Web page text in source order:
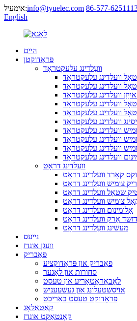
אימעיל:info@tyuelec.com
English
היים
פּראָדוקטן
וועַלדינג עלעקטראָד
וועלדינג עלעקטראָד
וועלדינג עלעקטראָד
וועלדינג עלעקטראָד
וועלדינג עלעקטראָד
וועלדינג עלעקטראָד
וועלדינג עלעקטראָד
וועלדינג עלעקטראָד
וועלדינג עלעקטראָד
וועלדינג עלעקטראָד
וועלדינג עלעקטראָד
וועַלדינג דראָט
קאָרד וועלדינג דראָט
צומיש וועַלדינג דראָט
שטאָל וועלדינג דראָט
צומיש וועלדינג דראָט
אַלומינום וועלדינג דראָט
אַרק וועלדינג דראָט
מעשינג וועַלדינג דראָט
נייעס
וועגן אונדז
פאַבריק
פאַבריק און פּראָדוקציע
סחורות און לאַגער
לאַבאָראַטאָריע און טעסט
אויסשטעלונג און געשעעניש
פּראָדוקט טעסט באַריכט
קאַטאַלאָג
קאָנטאַקט אונדז